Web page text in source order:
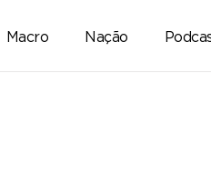
Macro Nação